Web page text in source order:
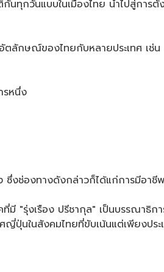
กันทุกวันแบบในเมืองไทย นำไปสู่กา
ตลักษณ์ของไทยกับหลายประเทศ เ
รหนึ่ง
งช่องทางดังกล่าวก็ได้แก่การมีอาชี
"รุ่งเรือง ปรีชากุล" เป็นบรรณาธิก
นในสังคมไทยที่ขับเน้นแต่เพียงประ